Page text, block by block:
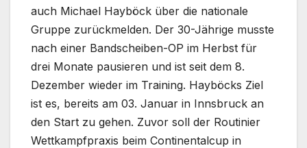
auch Michael Hayböck über die nationale
Gruppe zurückmelden. Der 30-Jährige musste
nach einer Bandscheiben-OP im Herbst für
drei Monate pausieren und ist seit dem 8.
Dezember wieder im Training. Hayböcks Ziel
ist es, bereits am 03. Januar in Innsbruck an
den Start zu gehen. Zuvor soll der Routinier
Wettkampfpraxis beim Continentalcup in